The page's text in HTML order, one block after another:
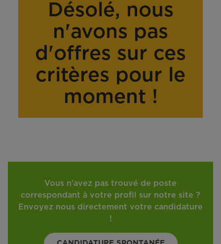
Désolé, nous
n'avons pas
d'offres sur ces
critères pour le
moment !
Vous n'avez pas trouvé de poste
correspondant à votre profil sur notre site ?
Envoyez nous directement votre candidature
!